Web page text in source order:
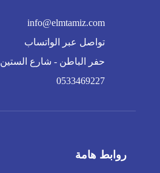
info@elmtamiz.com
تواصل عبر الواتساب
حفر الباطن - شارع الستين
0533469227
روابط هامة